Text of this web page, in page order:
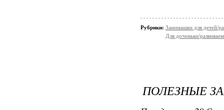
Рубрики: Занимашки для детей/
Для доченьки/
ПОЛЕЗНЫЕ